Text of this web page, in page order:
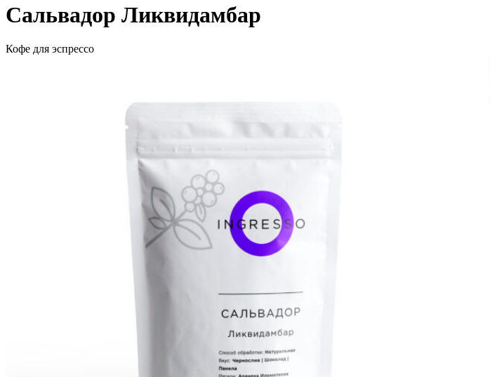
Сальвадор Ликвидамбар
Кофе для эспрессо